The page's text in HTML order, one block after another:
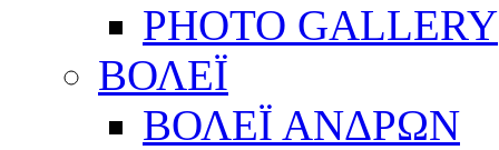
PHOTO GALLERY
ΒΟΛΕΪ
ΒΟΛΕΪ ΑΝΔΡΩΝ